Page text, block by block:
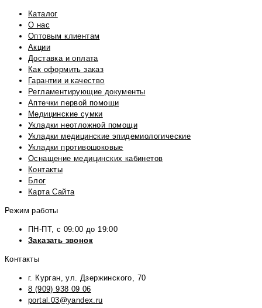
Каталог
О нас
Оптовым клиентам
Акции
Доставка и оплата
Как оформить заказ
Гарантии и качество
Регламентирующие документы
Аптечки первой помощи
Медицинские сумки
Укладки неотложной помощи
Укладки медицинские эпидемиологические
Укладки противошоковые
Оснащение медицинских кабинетов
Контакты
Блог
Карта Сайта
Режим работы
ПН-ПТ, с 09:00 до 19:00
Заказать звонок
Контакты
г. Курган, ул. Дзержинского, 70
8 (909) 938 09 06
portal.03@yandex.ru